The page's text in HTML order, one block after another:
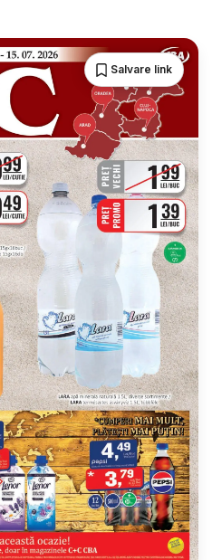
Salvare link